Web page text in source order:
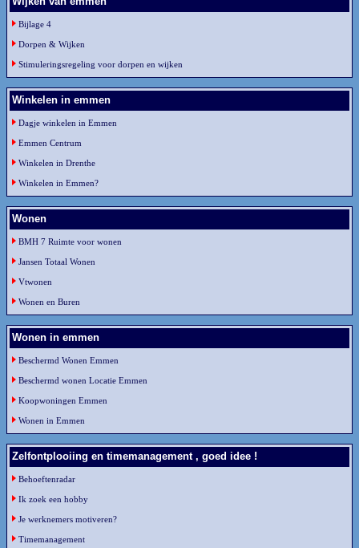
Bijlage 4
Dorpen & Wijken
Stimuleringsregeling voor dorpen en wijken
Winkelen in emmen
Dagje winkelen in Emmen
Emmen Centrum
Winkelen in Drenthe
Winkelen in Emmen?
Wonen
BMH 7 Ruimte voor wonen
Jansen Totaal Wonen
Vtwonen
Wonen en Buren
Wonen in emmen
Beschermd Wonen Emmen
Beschermd wonen Locatie Emmen
Koopwoningen Emmen
Wonen in Emmen
Zelfontplooiing en timemanagement , goed idee !
Behoeftenradar
Ik zoek een hobby
Je werknemers motiveren?
Timemanagement